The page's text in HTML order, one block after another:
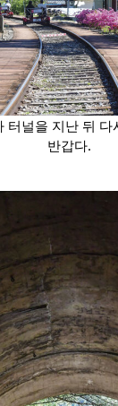
터널을 지난 뒤 다
반갑다.